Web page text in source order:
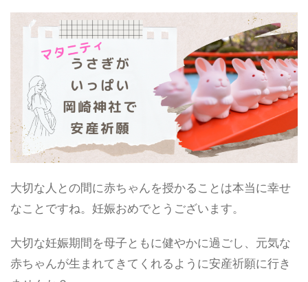
大切な人との間に赤ちゃんを授かることは本当に幸せ
なことですね。妊娠おめでとうございます。
大切な妊娠期間を母子ともに健やかに過ごし、元気な
赤ちゃんが生まれてきてくれるように安産祈願に行き